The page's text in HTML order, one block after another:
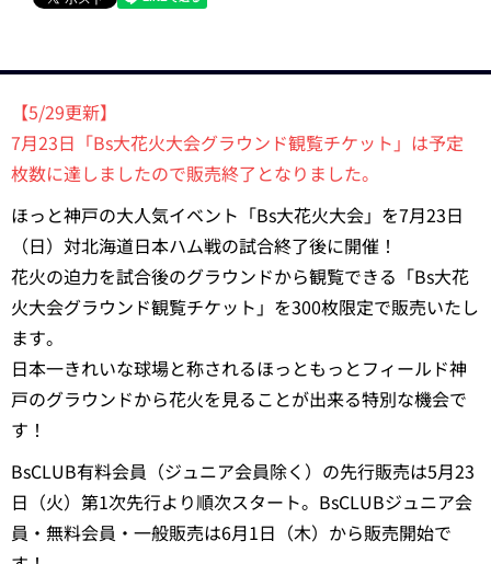
【5/29更新】
7月23日「Bs大花火大会グラウンド観覧チケット」は予定
枚数に達しましたので販売終了となりました。
ほっと神戸の大人気イベント「Bs大花火大会」を7月23日
（日）対北海道日本ハム戦の試合終了後に開催！
花火の迫力を試合後のグラウンドから観覧できる「Bs大花
火大会グラウンド観覧チケット」を300枚限定で販売いたし
ます。
日本一きれいな球場と称されるほっともっとフィールド神
戸のグラウンドから花火を見ることが出来る特別な機会で
す！
BsCLUB有料会員（ジュニア会員除く）の先行販売は5月23
日（火）第1次先行より順次スタート。BsCLUBジュニア会
員・無料会員・一般販売は6月1日（木）から販売開始で